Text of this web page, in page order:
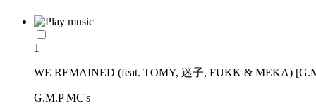
1
WE REMAINED (feat. TOMY, 迷子, FUKK & MEKA)
G.M.P MC's